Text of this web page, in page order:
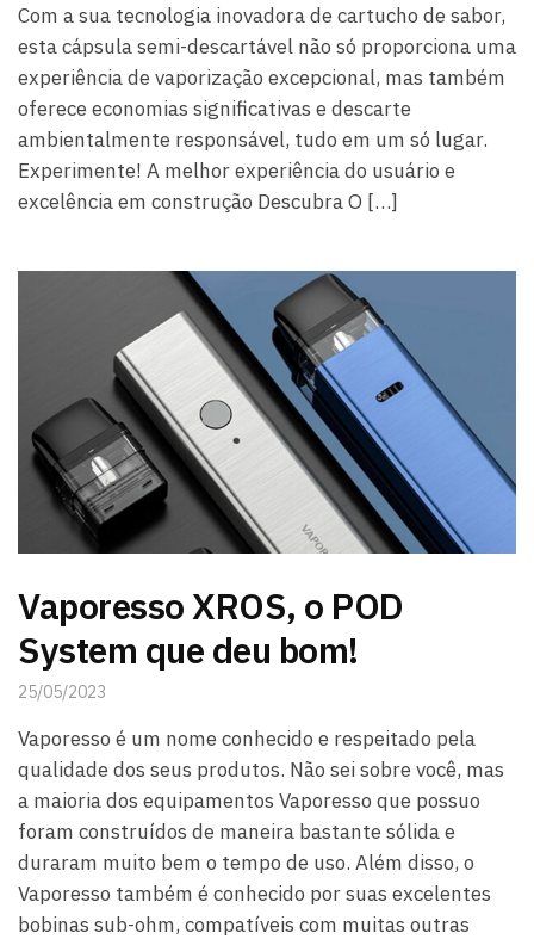
Com a sua tecnologia inovadora de cartucho de sabor,
esta cápsula semi-descartável não só proporciona uma
experiência de vaporização excepcional, mas também
oferece economias significativas e descarte
ambientalmente responsável, tudo em um só lugar.
Experimente! A melhor experiência do usuário e
excelência em construção Descubra O […]
Vaporesso XROS, o POD
System que deu bom!
25/05/2023
Vaporesso é um nome conhecido e respeitado pela
qualidade dos seus produtos. Não sei sobre você, mas
a maioria dos equipamentos Vaporesso que possuo
foram construídos de maneira bastante sólida e
duraram muito bem o tempo de uso. Além disso, o
Vaporesso também é conhecido por suas excelentes
bobinas sub-ohm, compatíveis com muitas outras